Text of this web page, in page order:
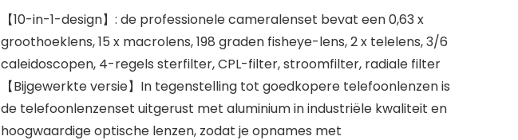
【10-in-1-design】: de professionele cameralenset bevat een 0,63 x
groothoeklens, 15 x macrolens, 198 graden fisheye-lens, 2 x telelens, 3/6
caleidoscopen, 4-regels sterfilter, CPL-filter, stroomfilter, radiale filter
【Bijgewerkte versie】In tegenstelling tot goedkopere telefoonlenzen is
de telefoonlenzenset uitgerust met aluminium in industriële kwaliteit en
hoogwaardige optische lenzen, zodat je opnames met